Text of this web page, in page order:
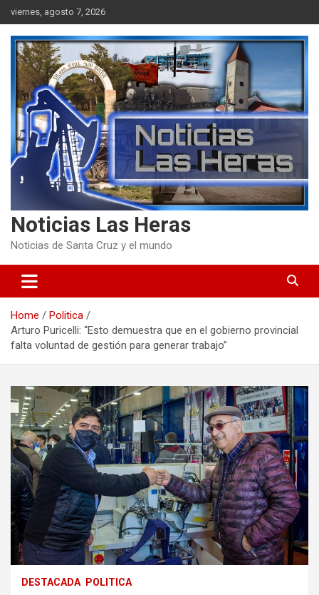
Skip
to
content
viernes, agosto 7, 2026
Noticias Las Heras
Noticias de Santa Cruz y el mundo
Home
Politica
Arturo Puricelli: “Esto demuestra que en el gobierno provincial
falta voluntad de gestión para generar trabajo”
DESTACADA POLITICA